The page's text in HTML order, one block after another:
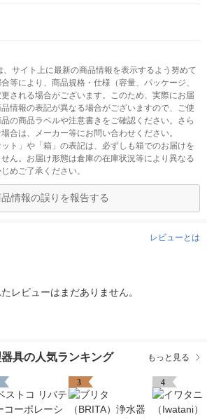
サイト上に最新の商品情報を表示するよう努めて
等により、商品規格・仕様（容量、パッケージ、
される場合がございます。このため、実際にお届
情報の表記が異なる場合がございますので、ご使
の商品ラベルや注意書きをご確認ください。さら
合は、メーカー等にお問い合わせください。
ト」や「箱」の表記は、必ずしも箱でのお届けを
ん。お届け形態は倉庫の在庫状況等により異なる
めご了承ください。
情報の誤りを報告する
レビューとは
レビューはまだありません。
具の人気ランキング もっと見る
3 4